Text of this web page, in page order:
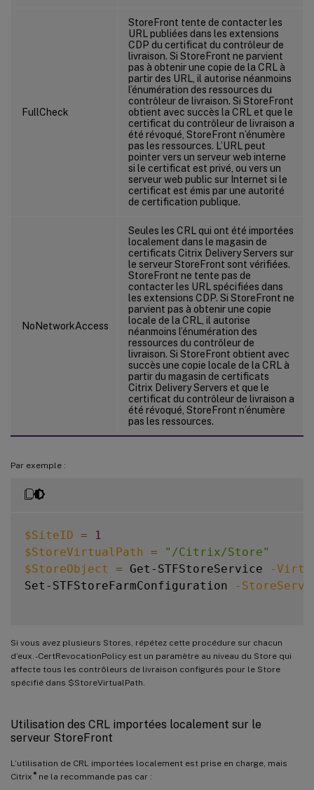
FullCheck
StoreFront tente de contacter les
URL publiées dans les extensions
CDP du certificat du contrôleur de
livraison. Si StoreFront ne parvient
pas à obtenir une copie de la CRL à
partir des URL, il autorise néanmoins
l’énumération des ressources du
contrôleur de livraison. Si StoreFront
obtient avec succès la CRL et que le
certificat du contrôleur de livraison a
été révoqué, StoreFront n’énumère
pas les ressources. L’URL peut
pointer vers un serveur web interne
si le certificat est privé, ou vers un
serveur web public sur Internet si le
certificat est émis par une autorité
de certification publique.
NoNetworkAccess
Seules les CRL qui ont été importées
localement dans le magasin de
certificats Citrix Delivery Servers sur
le serveur StoreFront sont vérifiées.
StoreFront ne tente pas de
contacter les URL spécifiées dans
les extensions CDP. Si StoreFront ne
parvient pas à obtenir une copie
locale de la CRL, il autorise
néanmoins l’énumération des
ressources du contrôleur de
livraison. Si StoreFront obtient avec
succès une copie locale de la CRL à
partir du magasin de certificats
Citrix Delivery Servers et que le
certificat du contrôleur de livraison a
été révoqué, StoreFront n’énumère
pas les ressources.
Par exemple :
$SiteID =
1
$StoreVirtualPath =
"/Citrix/Store"
$StoreObject
= Get-STFStoreService
-
Set-STFStoreFarmConfiguration
-
Si vous avez plusieurs Stores, répétez cette procédure sur chacun
d’eux. -CertRevocationPolicy est un paramètre au niveau du Store qui
affecte tous les contrôleurs de livraison configurés pour le Store
spécifié dans $StoreVirtualPath.
Utilisation des CRL importées localement sur le
serveur StoreFront
L’utilisation de CRL importées localement est prise en charge, mais
Citrix ®ne la recommande pas car :